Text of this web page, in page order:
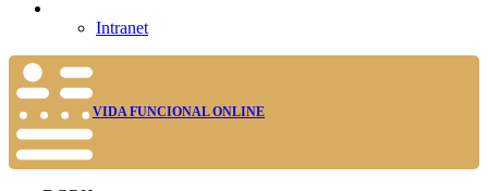
Intranet
VIDA FUNCIONAL ONLINE